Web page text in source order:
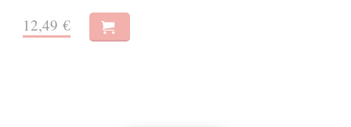
12,49 €